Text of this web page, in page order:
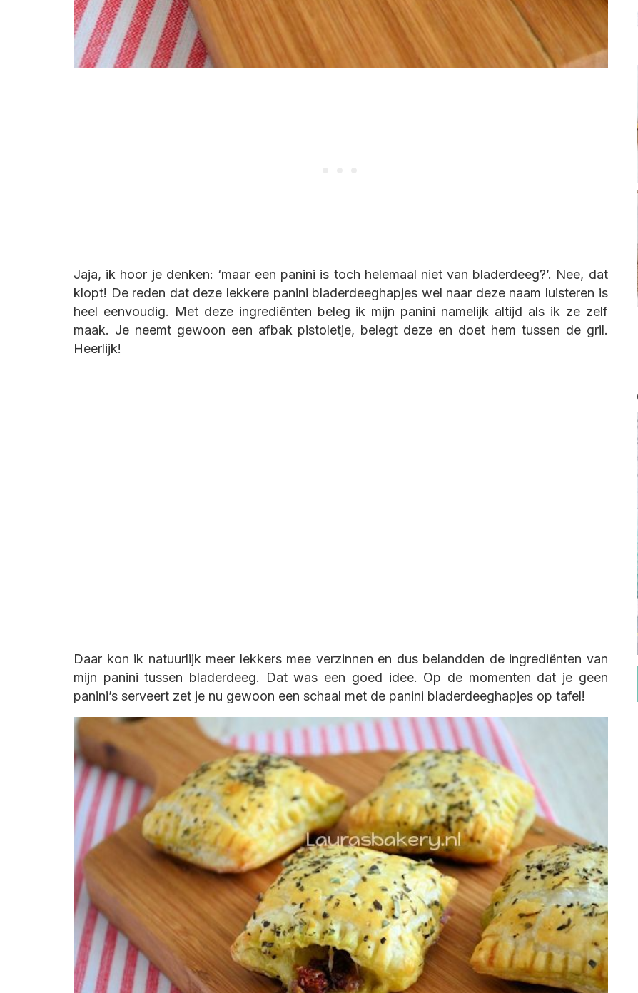
Jaja, ik hoor je denken: ‘maar een panini is toch helemaal niet van bladerdeeg?’. Nee, dat
klopt! De reden dat deze lekkere panini bladerdeeghapjes wel naar deze naam luisteren is
heel eenvoudig. Met deze ingrediënten beleg ik mijn panini namelijk altijd als ik ze zelf
maak. Je neemt gewoon een afbak pistoletje, belegt deze en doet hem tussen de gril.
Heerlijk!
Daar kon ik natuurlijk meer lekkers mee verzinnen en dus belandden de ingrediënten van
mijn panini tussen bladerdeeg. Dat was een goed idee. Op de momenten dat je geen
panini’s serveert zet je nu gewoon een schaal met de panini bladerdeeghapjes op tafel!